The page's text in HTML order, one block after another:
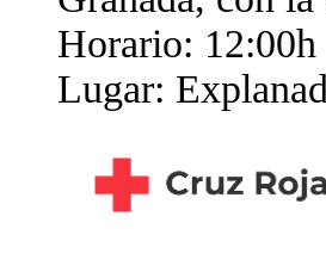
Horario: 12:00h
Lugar: